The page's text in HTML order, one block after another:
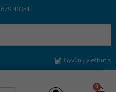
48351
Gyvūnų viešbutis
0